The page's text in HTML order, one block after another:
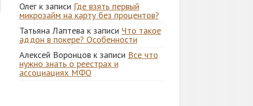
Олегк записи Где взять первый
микрозайм на карту без процентов?
Татьяна Лаптевак записи Что такое
аддон в покере? Особенности
Алексей Воронцовк записи Все что
нужно знать о реестрах и
ассоциациях МФО